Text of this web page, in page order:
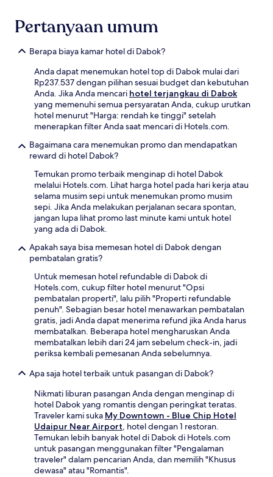
Pertanyaan umum
Berapa biaya kamar hotel di Dabok?
Anda dapat menemukan hotel top di Dabok mulai dari
Rp237.537 dengan pilihan sesuai budget dan kebutuhan
Anda. Jika Anda mencari hotel terjangkau di Dabok
yang memenuhi semua persyaratan Anda, cukup urutkan
hotel menurut "Harga: rendah ke tinggi" setelah
menerapkan filter Anda saat mencari di Hotels.com.
Bagaimana cara menemukan promo dan mendapatkan
reward di hotel Dabok?
Temukan promo terbaik menginap di hotel Dabok
melalui Hotels.com. Lihat harga hotel pada hari kerja atau
selama musim sepi untuk menemukan promo musim
sepi. Jika Anda melakukan perjalanan secara spontan,
jangan lupa lihat promo last minute kami untuk hotel
yang ada di Dabok.
Apakah saya bisa memesan hotel di Dabok dengan
pembatalan gratis?
Untuk memesan hotel refundable di Dabok di
Hotels.com, cukup filter hotel menurut "Opsi
pembatalan properti", lalu pilih "Properti refundable
penuh". Sebagian besar hotel menawarkan pembatalan
gratis, jadi Anda dapat menerima refund jika Anda harus
membatalkan. Beberapa hotel mengharuskan Anda
membatalkan lebih dari 24 jam sebelum check-in, jadi
periksa kembali pemesanan Anda sebelumnya.
Apa saja hotel terbaik untuk pasangan di Dabok?
Nikmati liburan pasangan Anda dengan menginap di
hotel Dabok yang romantis dengan peringkat teratas.
Traveler kami suka My Downtown - Blue Chip Hotel
Udaipur Near Airport, hotel dengan 1 restoran.
Temukan lebih banyak hotel di Dabok di Hotels.com
untuk pasangan menggunakan filter "Pengalaman
traveler" dalam pencarian Anda, dan memilih "Khusus
dewasa" atau "Romantis".